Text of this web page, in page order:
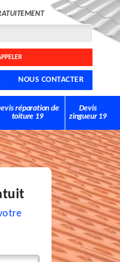
NOUS CONTACTER
réparation de
toiture 19
Devis
zingueur 19